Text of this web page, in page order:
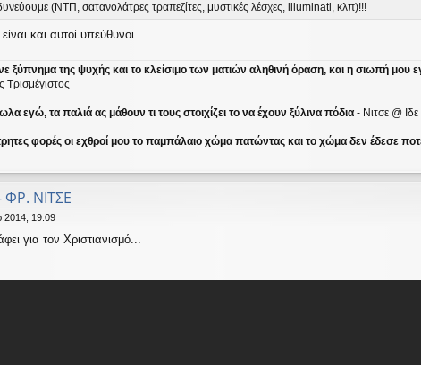
(ΝΤΠ, σατανολάτρες τραπεζίτες, μυστικές λέσχες, illuminati, κλπ)!!!
και αυτοί υπεύθυνοι.
ξύπνημα της ψυχής και το κλείσιμο των ματιών αληθινή όραση, και η σιωπή μου
Τρισμέγιστος
εγώ, τα παλιά ας μάθουν τι τους στοιχίζει το να έχουν ξύλινα πόδια - Νιτσε @
φορές οι εχθροί μου το παμπάλαιο χώμα πατώντας και το χώμα δεν έδεσε
ΦΡ. ΝΙΤΣΕ
2014, 19:09
για τον Χριστιανισμό...